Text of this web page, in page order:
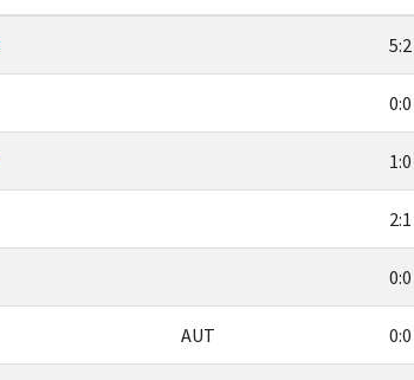
5:2
0:0
1:0
2:1
0:0
AUT 0:0